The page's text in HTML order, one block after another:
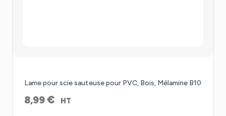
Lame pour scie sauteuse pour PVC, Bois, Mélamine B10
8,99€ HT